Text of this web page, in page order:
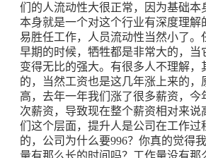
们的人流动性大很正常，因为基础本
本身就是一个对这个行业有深度理解
易胜任工作，人员流动性当然小了。
早期的时候，牺牲都是非常大的，当
变得无比的强大。有很多人不理解，
的，当然工资也是这几年涨上来的，
高，去年一年我们涨了很多薪资，今
次薪资，导致现在整个薪资相对来说
们这个层面，提升人是公司在工作过
的，公司为什么要996？你真的觉得
量有那么长的时间吗？工作量没有那